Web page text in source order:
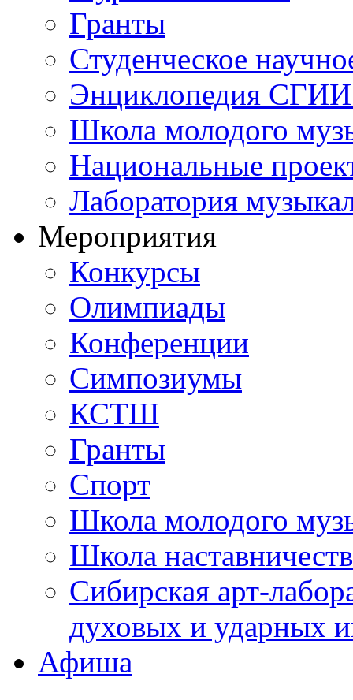
Гранты
Студенческое
Энциклопедия СГИИ
Школа молодого
Национальные
Лаборатория
Мероприятия
Конкурсы
Олимпиады
Конференции
Симпозиумы
КСТШ
Гранты
Спорт
Школа молодого
Школа
Сибирская арт-
духовых и ударных
Афиша